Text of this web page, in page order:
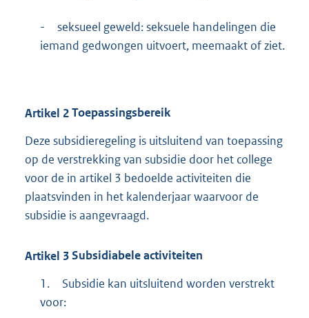
-
seksueel geweld: seksuele handelingen die
iemand gedwongen uitvoert, meemaakt of ziet.
Artikel 2Toepassingsbereik
Deze subsidieregeling is uitsluitend van toepassing
op de verstrekking van subsidie door het college
voor de in artikel 3 bedoelde activiteiten die
plaatsvinden in het kalenderjaar waarvoor de
subsidie is aangevraagd.
Artikel 3Subsidiabele activiteiten
1.
Subsidie kan uitsluitend worden verstrekt
voor: